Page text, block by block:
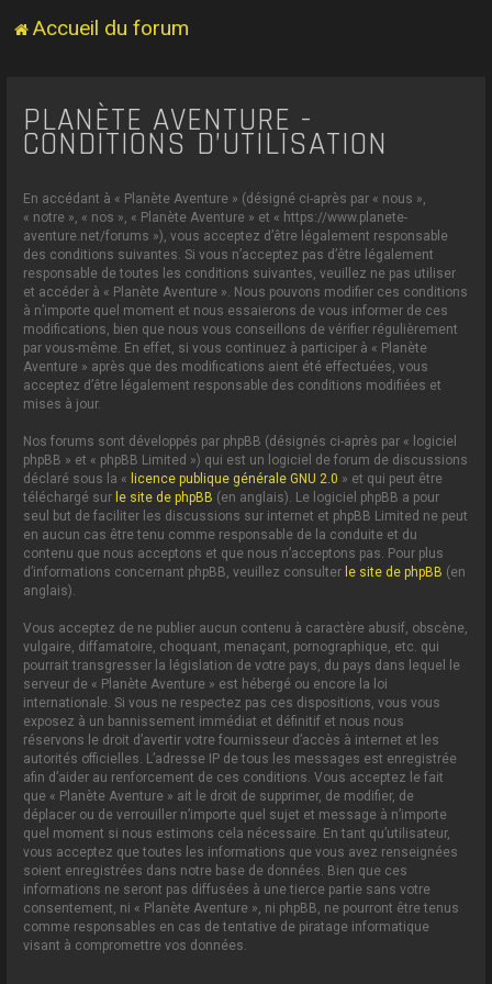
Accueil du forum
PLANÈTE AVENTURE -
CONDITIONS D’UTILISATION
En accédant à « Planète Aventure » (désigné ci-après par « nous »,
« notre », « nos », « Planète Aventure » et « https://www.planete-
aventure.net/forums »), vous acceptez d’être légalement responsable
des conditions suivantes. Si vous n’acceptez pas d’être légalement
responsable de toutes les conditions suivantes, veuillez ne pas utiliser
et accéder à « Planète Aventure ». Nous pouvons modifier ces conditions
à n’importe quel moment et nous essaierons de vous informer de ces
modifications, bien que nous vous conseillons de vérifier régulièrement
par vous-même. En effet, si vous continuez à participer à « Planète
Aventure » après que des modifications aient été effectuées, vous
acceptez d’être légalement responsable des conditions modifiées et
mises à jour.
Nos forums sont développés par phpBB (désignés ci-après par « logiciel
phpBB » et « phpBB Limited ») qui est un logiciel de forum de discussions
déclaré sous la « licence publique générale GNU 2.0 » et qui peut être
téléchargé sur le site de phpBB (en anglais). Le logiciel phpBB a pour
seul but de faciliter les discussions sur internet et phpBB Limited ne peut
en aucun cas être tenu comme responsable de la conduite et du
contenu que nous acceptons et que nous n’acceptons pas. Pour plus
d’informations concernant phpBB, veuillez consulter le site de phpBB (en
anglais).
Vous acceptez de ne publier aucun contenu à caractère abusif, obscène,
vulgaire, diffamatoire, choquant, menaçant, pornographique, etc. qui
pourrait transgresser la législation de votre pays, du pays dans lequel le
serveur de « Planète Aventure » est hébergé ou encore la loi
internationale. Si vous ne respectez pas ces dispositions, vous vous
exposez à un bannissement immédiat et définitif et nous nous
réservons le droit d’avertir votre fournisseur d’accès à internet et les
autorités officielles. L’adresse IP de tous les messages est enregistrée
afin d’aider au renforcement de ces conditions. Vous acceptez le fait
que « Planète Aventure » ait le droit de supprimer, de modifier, de
déplacer ou de verrouiller n’importe quel sujet et message à n’importe
quel moment si nous estimons cela nécessaire. En tant qu’utilisateur,
vous acceptez que toutes les informations que vous avez renseignées
soient enregistrées dans notre base de données. Bien que ces
informations ne seront pas diffusées à une tierce partie sans votre
consentement, ni « Planète Aventure », ni phpBB, ne pourront être tenus
comme responsables en cas de tentative de piratage informatique
visant à compromettre vos données.